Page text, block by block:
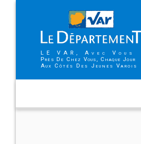
LE VAR, Avec Vous
Près De Chez Vous, Chaque Jour
Aux Côtés Des Jeunes Varois